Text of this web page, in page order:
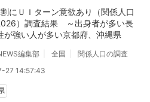
にＵＩターン意欲あり（関係人口
）調査結果 ～出身者が多い長
が強い人が多い京都府、沖縄県
編集部 全国
関係人口の調査
27 14:57:43